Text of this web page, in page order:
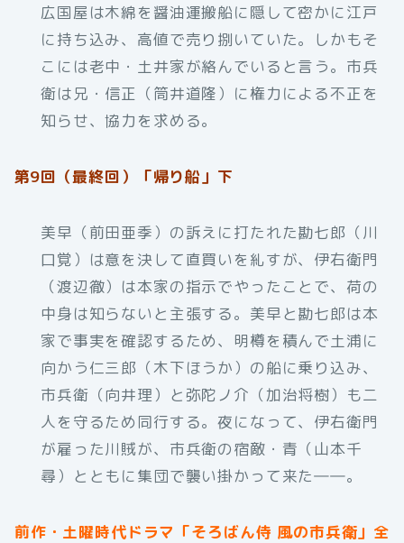
広国屋は木綿を醤油運搬船に隠して密かに江戸
に持ち込み、高値で売り捌いていた。しかもそ
こには老中・土井家が絡んでいると言う。市兵
衛は兄・信正（筒井道隆）に権力による不正を
知らせ、協力を求める。
第9回（最終回）「帰り船」下
美早（前田亜季）の訴えに打たれた勘七郎（川
口覚）は意を決して直買いを糺すが、伊右衛門
（渡辺徹）は本家の指示でやったことで、荷の
中身は知らないと主張する。美早と勘七郎は本
家で事実を確認するため、明樽を積んで土浦に
向かう仁三郎（木下ほうか）の船に乗り込み、
市兵衛（向井理）と弥陀ノ介（加治将樹）も二
人を守るため同行する。夜になって、伊右衛門
が雇った川賊が、市兵衛の宿敵・青（山本千
尋）とともに集団で襲い掛かって来た――。
前作・土曜時代ドラマ「そろばん侍 風の市兵衛」全